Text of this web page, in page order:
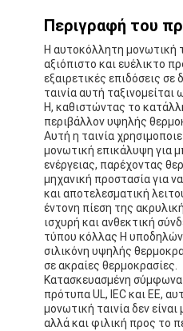
Περιγραφή του
Η αυτοκόλλητη μονωτική
αξιόπιστο και ευέλικτο
εξαιρετικές επιδόσεις
ταινία αυτή
H, καθιστώντας το
περιβάλλον υψηλής
Αυτή η ταινία
μονωτική επικάλυψη για
ενέργειας, παρέχοντας
μηχανική προστασία για
και αποτελεσματική
έντονη πίεση της
ισχυρή και ανθεκτική
τύπου κόλλας H
σιλικόνη υψηλής
σε ακραίες θερμοκρασίες.
Κατασκευασμένη σύμφωνα
πρότυπα UL, IEC και ΕΕ,
μονωτική ταινία δεν
αλλά και φιλική προς το